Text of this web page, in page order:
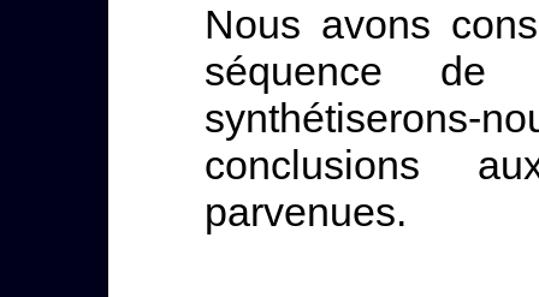
Nous avons
séquence
conclusions
parvenues.